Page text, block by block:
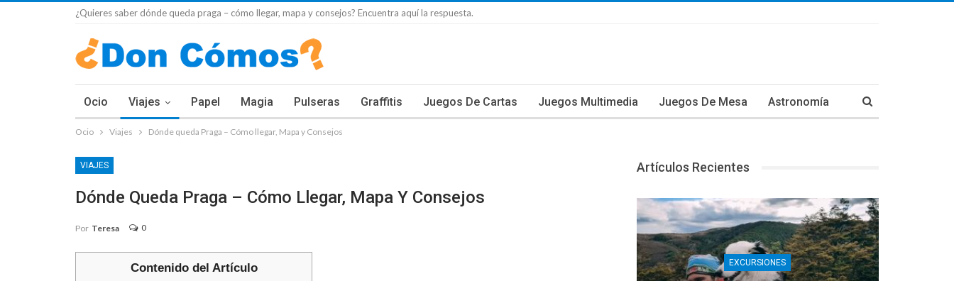
¿Quieres saber dónde queda praga – cómo llegar, mapa y consejos? Encuentra aquí la respuesta.
Ocio Viajes Papel Magia Pulseras Graffitis Juegos De Cartas Juegos Multimedia Juegos De Mesa Astronomía
Ocio Viajes Dónde queda Praga – Cómo llegar, Mapa y Consejos
VIAJES
Dónde Queda Praga – Cómo Llegar, Mapa Y Consejos
Por Teresa 0
Contenido del Artículo
Artículos Recientes
EXCURSIONES